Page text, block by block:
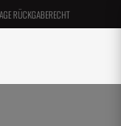
RÜCKGABERECHT